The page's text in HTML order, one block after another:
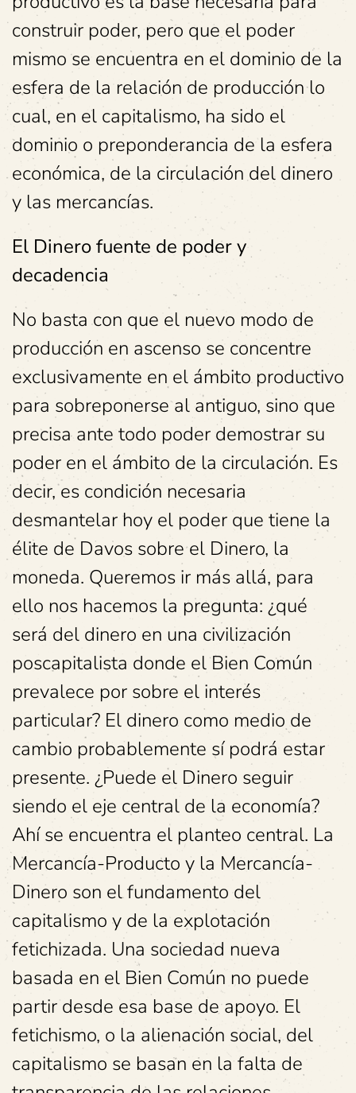
construir poder, pero que el poder
mismo se encuentra en el dominio de la
esfera de la relación de producción lo
cual, en el capitalismo, ha sido el
dominio o preponderancia de la esfera
económica, de la circulación del dinero
y las mercancías.
El Dinero fuente de poder y
decadencia
No basta con que el nuevo modo de
producción en ascenso se concentre
exclusivamente en el ámbito productivo
para sobreponerse al antiguo, sino que
precisa ante todo poder demostrar su
poder en el ámbito de la circulación. Es
decir, es condición necesaria
desmantelar hoy el poder que tiene la
élite de Davos sobre el Dinero, la
moneda. Queremos ir más allá, para
ello nos hacemos la pregunta: ¿qué
será del dinero en una civilización
poscapitalista donde el Bien Común
prevalece por sobre el interés
particular? El dinero como medio de
cambio probablemente sí podrá estar
presente. ¿Puede el Dinero seguir
siendo el eje central de la economía?
Ahí se encuentra el planteo central. La
Mercancía-Producto y la Mercancía-
Dinero son el fundamento del
capitalismo y de la explotación
fetichizada. Una sociedad nueva
basada en el Bien Común no puede
partir desde esa base de apoyo. El
fetichismo, o la alienación social, del
capitalismo se basan en la falta de